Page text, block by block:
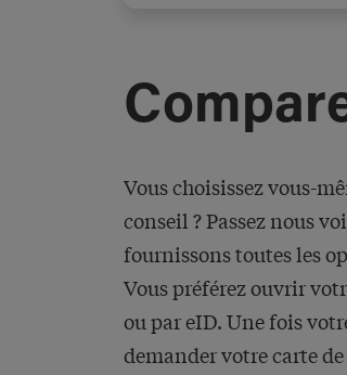
Vous choisissez vous-
conseil ? Passez nous
fournissons toutes les
Vous préférez ouvrir
ou par eID. Une fois
demander votre carte